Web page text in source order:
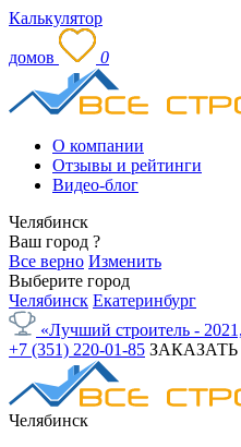
Калькулятор
домов 0
О компании
Отзывы и рейтинги
Видео-блог
Челябинск
Ваш город ?
Все верно Изменить
Выберите город
Челябинск Екатеринбург
«Лучший строитель -
+7 (351) 220-01-85
Челябинск